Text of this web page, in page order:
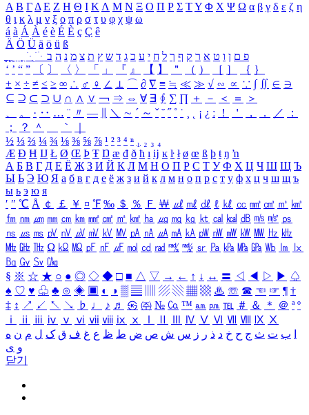
Α Β ΓΔ Ε Ζ Η Θ Ι ΚΛ Μ Ν Ξ Ο Π Ρ Σ ΤΥ Φ Χ Ψ Ω α β γ δ ε ζ η
θ ι κ λ μ ν ξ ο π ρ σ τ υ φ χ ψ ω
á à Á À é è É È ç Ç ê
Ä Ö Ü ä ö ü ß
ִֶֹ ֻּ ׁׂ פ ם ן ו ט א ר ק ף ך ל ח י ע כ ג ד ש ץ ת צ מ נ ה ב
‘ ’ “ ” 〔 〕 〈 〉 「 」 『 』 【 】 ＂ （ ） ［ ］ ｛ ｝
± × ÷ ≠ ≤ ≥ ∞ ∴ ♂ ♀ ∠ ⊥ ⌒ ∂ ∇ ≡ ≒ ≪ ≫ √ ∽ ∝ ∵ ∫ ∬ ∈ ∋
⊆ ⊇ ⊂ ⊃ ∪ ∩ ∧ ∨ ￢ ⇒ ⇔ ∀ ∃ ∮ ∑ ∏ ＋ － ＜ ＝
＞
、
。 · ‥ … ¨ 〃 ― ＼ ∼ ´ ～ ˇ ˘ ˝ ˚ ˙ ¸ ¡ ¿ ː ！ ＇ ， ． ／
：
；
？ ＾ ｀
½ ⅓ ⅔ ¼ ¾ ⅛ ⅜ ⅝ ⅞ ¹ ² ³ ⁴ ⁿ ₁ ₂ ₃ ₄
Æ Ð Ħ Ĳ Ł Ø Œ Þ Ŧ Ŋ æ đ ð ħ ı ĳ ĸ ŀ ł ø œ ß þ ŧ ŋ ŉ
А Б В Г Д Е Ё Ж З И Й К Л М Н О П Р С Т У Ф Х Ц Ч Ш Щ Ъ
Ы Ь Э Ю Я а б в г д е ё ж з и й к л м н о п р с т у ф х ц ч ш щ ъ
ы ь э ю я
′ ″ ℃ Å ￠ ￡ ￥ ¤ ℉ ‰ ＄ ％ Ｆ ￦ ㎕ ㎖ ㎗ ℓ ㎘ ㏄ ㎣ ㎤ ㎥ ㎦
㎙ ㎚ ㎛ ㎜ ㎝ ㎞ ㎟ ㎠ ㎡ ㎢ ㏊ ㎍ ㎎ ㎏ ㏏ ㎈ ㎉ ㏈ ㎧ ㎨ ㎰
㎱ ㎲ ㎳ ㎴ ㎵ ㎶ ㎷ ㎸ ㎹ ㎀ ㎁ ㎂ ㎃ ㎄ ㎺ ㎻ ㎽ ㎾ ㎿ ㎐ ㎑
㎒ ㎓ ㎔ Ω ㏀ ㏁ ㎊ ㎋ ㎌ ㏖ ㏅ ㎭ ㎮ ㎯ ㏛ ㎩ ㎪ ㎫ ㎬ ㏝ ㏐
㏓
㏃ ㏉ ㏜ ㏆
§ ※ ☆ ★ ○ ● ◎ ◇ ◆ □ ■ △ ▽ → ← ↑ ↓ ↔ 〓 ◁ ◀ ▷ ▶ ♤
♠ ♡ ♥ ♧ ♣ ⊙ ◈ ▣ ◐ ◑ ▒ ▤ ▨ ▧ ▦ ▩ ♨ ☏ ☎ ☜ ☞ ¶ †
‡ ↕ ↗ ↙ ↖ ↘ ♭ ♩ ♪ ♬ ㉿ ㈜ № ㏇ ™ ㏂ ㏘ ℡ ＃ ＆ ＊ ＠ ª º
ⅰ
ⅱ ⅲ ⅳ ⅴ ⅵ ⅶ ⅷ ⅸ ⅹ Ⅳ Ⅴ Ⅵ Ⅶ Ⅷ Ⅸ Ⅹ
ب ت ث ج ح خ د ذ ر ز س ش ص ض ط ظ ع غ ف ق ک ل م ن ه
و ی
닫기